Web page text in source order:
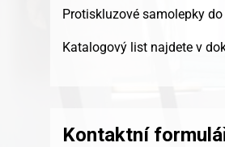
Protiskluzové samolepky
Katalogový list najdete v
Kontaktní